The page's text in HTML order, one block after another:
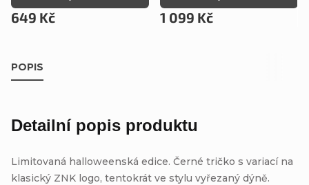
649 Kč 1 099 Kč
POPIS
Detailní popis produktu
Limitovaná halloweenská edice. Černé tričko s variací na
klasický ZNK logo, tentokrát ve stylu vyřezaný dýně.